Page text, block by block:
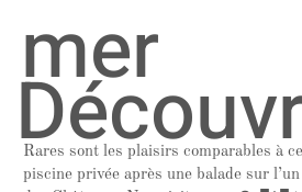
mer
Rares sont les plaisirs comparables à
piscine privée après une balade sur